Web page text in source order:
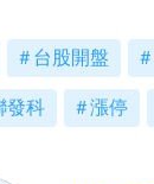
台股開盤
發科 漲停